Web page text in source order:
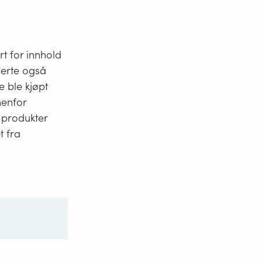
for innhold
også
ble kjøpt
fra